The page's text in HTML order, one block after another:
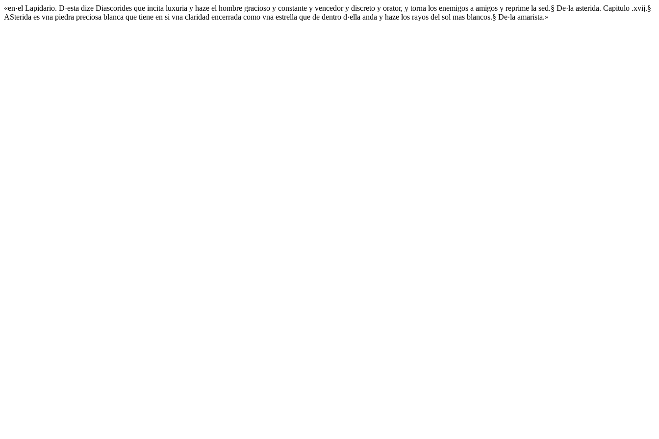
«en·el Lapidario. D·esta dize Diascorides que incita luxuria y haze el hombre gracioso y constante y vencedor y discreto y orator, y torna los enemigos a amigos y reprime la sed.§ De·la asterida. Capitulo .xvij.§
ASterida es vna piedra preciosa blanca que tiene en si vna claridad encerrada como vna estrella que de dentro d·ella anda y haze los rayos del sol mas blancos.§ De·la amarista.»